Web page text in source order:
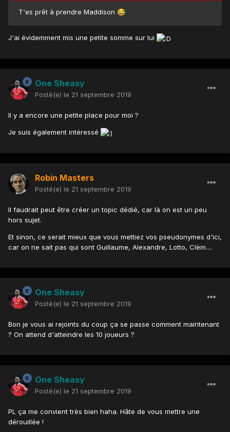
T'es prêt à prendre Maddison 😂
J'ai évidemment mis une petite somme sur lui
One Sheasy
Posté(e) le 21 septembre 2019
Il y a encore une petite place pour moi ?
Je suis également intéressé
Robin Masters
Posté(e) le 21 septembre 2019
Il faudrait peut être créer un topic dédié, car là on est un peu
hors sujet.
Et sinon, ce serait mieux que vous mettiez vos pseudonymes d'ici,
car on ne sait pas qui sont Guillaume, Alexandre, Lotto, Clèm....
One Sheasy
Posté(e) le 21 septembre 2019
Bon je vous ai rejoints du coup ça se passe comment maintenant
? On attend d'atteindre les 10 joueurs ?
One Sheasy
Posté(e) le 21 septembre 2019
PL ça me convient très bien haha. Hâte de vous mettre une
dérouillée !